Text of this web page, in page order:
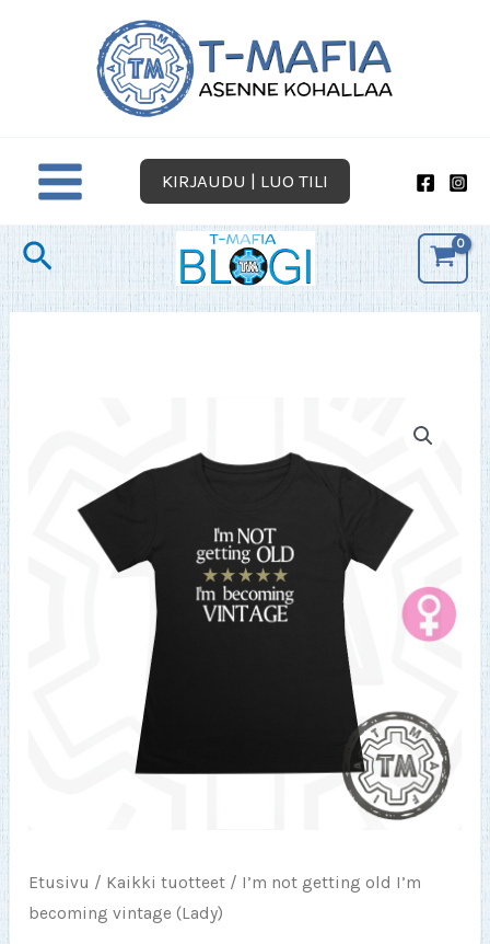
KIRJAUDU | LUO TILI
Hae
Etusivu / Kaikki tuotteet / I’m not getting old I’m
becoming vintage (Lady)